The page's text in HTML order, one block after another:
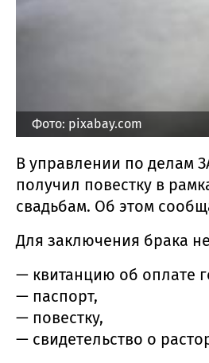
Фото: pixabay.com
В управлении по делам
получил повестку в
свадьбам. Об этом
Для заключения брака
— квитанцию об оплате
— паспорт,
— повестку,
— свидетельство о